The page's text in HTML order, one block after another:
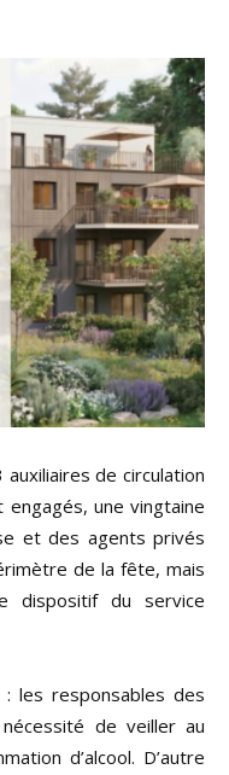
de circulation
une vingtaine
et des agents privés
de la fête, mais
dispositif du service
les responsables des
de veiller au
d’alcool. D’autre